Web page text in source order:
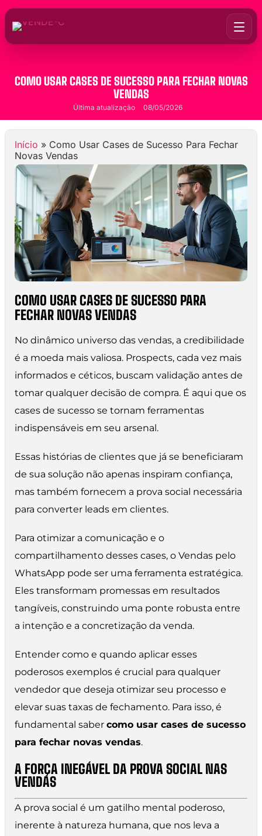
COMO USAR CASES DE SUCESSO PARA FECHAR NOVAS
VENDAS
Última atualização 08/05/2026
Início » Como Usar Cases de Sucesso Para Fechar
Novas Vendas
COMO USAR CASES DE SUCESSO PARA
FECHAR NOVAS VENDAS
No dinâmico universo das vendas, a credibilidade
é a moeda mais valiosa. Prospects, cada vez mais
informados e céticos, buscam validação antes de
tomar qualquer decisão de compra. É aqui que os
cases de sucesso se tornam ferramentas
indispensáveis em seu arsenal.
Essas histórias de clientes que já se beneficiaram
de sua solução não apenas inspiram confiança,
mas também fornecem a prova social necessária
para converter leads em clientes.
Para otimizar a comunicação e o
compartilhamento desses cases, o Vendas pelo
WhatsApp pode ser uma ferramenta estratégica.
Eles transformam promessas em resultados
tangíveis, construindo uma ponte robusta entre
a intenção e a concretização da venda.
Entender como e quando aplicar esses
poderosos exemplos é crucial para qualquer
vendedor que deseja otimizar seu processo e
elevar suas taxas de fechamento. Para isso, é
fundamental saber como usar cases de sucesso
para fechar novas vendas.
A FORÇA INEGÁVEL DA PROVA SOCIAL NAS
VENDAS
A prova social é um gatilho mental poderoso,
inerente à natureza humana, que nos leva a